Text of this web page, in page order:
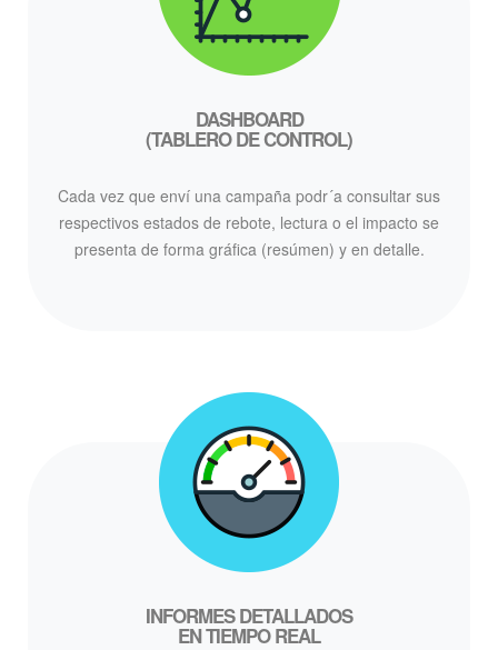
DASHBOARD
(TABLERO DE CONTROL)
Cada vez que enví una campaña podr´a consultar sus
respectivos estados de rebote, lectura o el impacto se
presenta de forma gráfica (resúmen) y en detalle.
INFORMES DETALLADOS
EN TIEMPO REAL